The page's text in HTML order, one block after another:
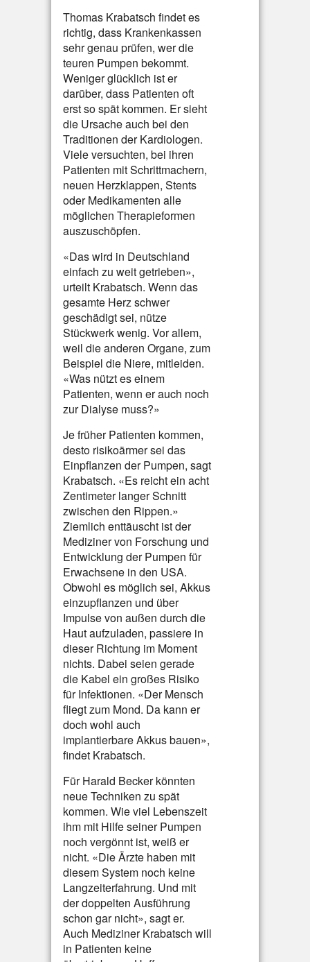
Thomas Krabatsch findet es
richtig, dass Krankenkassen
sehr genau prüfen, wer die
teuren Pumpen bekommt.
Weniger glücklich ist er
darüber, dass Patienten oft
erst so spät kommen. Er sieht
die Ursache auch bei den
Traditionen der Kardiologen.
Viele versuchten, bei ihren
Patienten mit Schrittmachern,
neuen Herzklappen, Stents
oder Medikamenten alle
möglichen Therapieformen
auszuschöpfen.
«Das wird in Deutschland
einfach zu weit getrieben»,
urteilt Krabatsch. Wenn das
gesamte Herz schwer
geschädigt sei, nütze
Stückwerk wenig. Vor allem,
weil die anderen Organe, zum
Beispiel die Niere, mitleiden.
«Was nützt es einem
Patienten, wenn er auch noch
zur Dialyse muss?»
Je früher Patienten kommen,
desto risikoärmer sei das
Einpflanzen der Pumpen, sagt
Krabatsch. «Es reicht ein acht
Zentimeter langer Schnitt
zwischen den Rippen.»
Ziemlich enttäuscht ist der
Mediziner von Forschung und
Entwicklung der Pumpen für
Erwachsene in den USA.
Obwohl es möglich sei, Akkus
einzupflanzen und über
Impulse von außen durch die
Haut aufzuladen, passiere in
dieser Richtung im Moment
nichts. Dabei seien gerade
die Kabel ein großes Risiko
für Infektionen. «Der Mensch
fliegt zum Mond. Da kann er
doch wohl auch
implantierbare Akkus bauen»,
findet Krabatsch.
Für Harald Becker könnten
neue Techniken zu spät
kommen. Wie viel Lebenszeit
ihm mit Hilfe seiner Pumpen
noch vergönnt ist, weiß er
nicht. «Die Ärzte haben mit
diesem System noch keine
Langzeiterfahrung. Und mit
der doppelten Ausführung
schon gar nicht», sagt er.
Auch Mediziner Krabatsch will
in Patienten keine